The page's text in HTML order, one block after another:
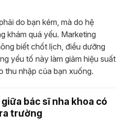
do bạn kém, mà do hệ
khám quá yếu. Marketing
biết chốt lịch, điều dưỡng
yếu tố này làm giảm hiệu suất
thu nhập của bạn xuống.
bác sĩ nha khoa có
trường